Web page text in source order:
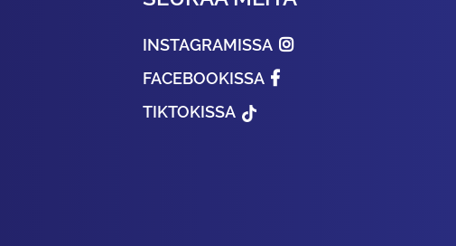
INSTAGRAMISSA
FACEBOOKISSA
TIKTOKISSA